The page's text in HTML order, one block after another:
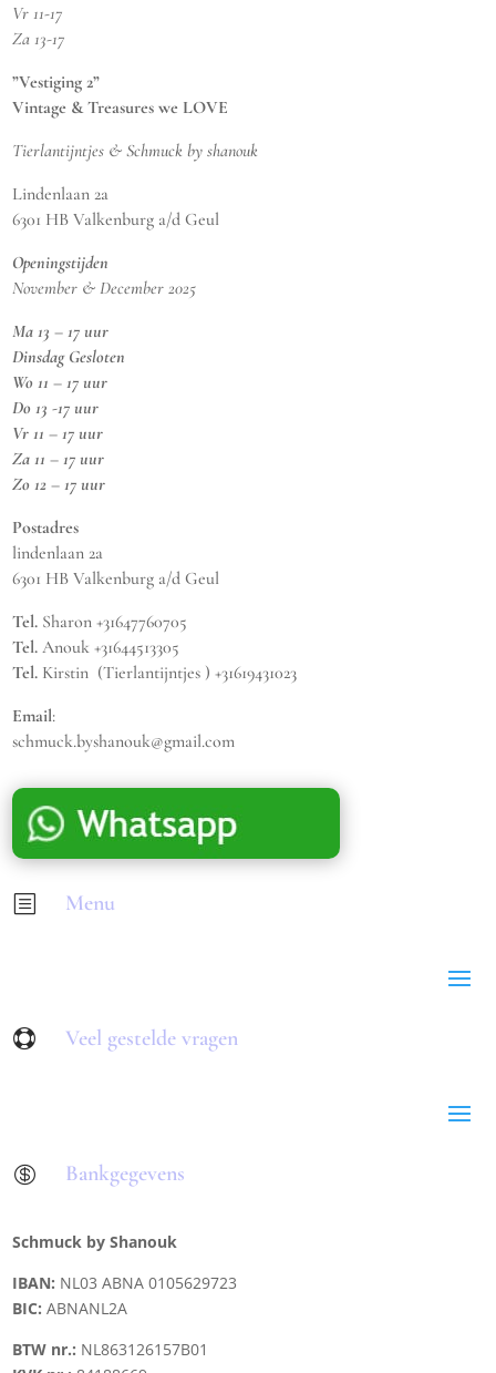
Vr 11-17
Za 13-17
”Vestiging 2”
Vintage & Treasures we LOVE
Tierlantijntjes & Schmuck by shanouk
Lindenlaan 2a
6301 HB Valkenburg a/d Geul
Openingstijden
November & December 2025
Ma 13 – 17 uur
Dinsdag Gesloten
Wo 11 – 17 uur
Do 13 -17 uur
Vr 11 – 17 uur
Za 11 – 17 uur
Zo 12 – 17 uur
Postadres
lindenlaan 2a
6301 HB Valkenburg a/d Geul
Tel. Sharon +31647760705
Tel. Anouk +31644513305
Tel. Kirstin (Tierlantijntjes ) +31619431023
Email:
schmuck.byshanouk@gmail.com
b Menu
 Veel gestelde vragen
 Bankgegevens
Schmuck by Shanouk
IBAN: NL03 ABNA 0105629723
BIC: ABNANL2A
BTW nr.: NL863126157B01